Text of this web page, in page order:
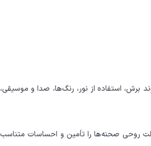
برش، استفاده از نور، رنگ‌ها، صدا و موسیقی،
روحی صحنه‌ها را تأمین و احساسات متناسب